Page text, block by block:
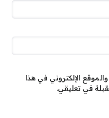
الإلكتروني في هذا
في تعليقي.